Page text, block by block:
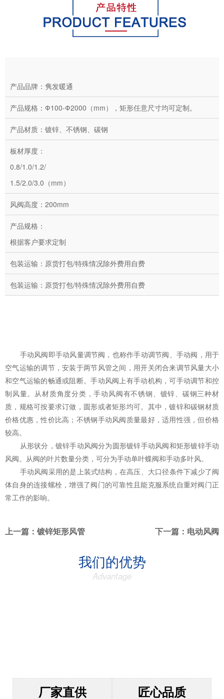
产品品牌：隽发暖通
产品规格：Ф100-Ф2000（mm），矩形任意尺寸均可定制。
产品材质：镀锌、不锈钢、碳钢
板材厚度：
0.8/1.0/1.2/
1.5/2.0/3.0（mm）
风阀高度：200mm
产品规格：
根据客户要求定制
包装运输：原货打包/特殊情况除外费用自费
包装运输：原货打包/特殊情况除外费用自费
手动风阀即手动风量调节阀，也称作手动调节阀、手动阀，用于
空气运输的调节，安装于两节风管之间，用开关闭合来调节风量大小
和空气运输的畅通或阻断。手动风阀上有手动机构，可手动调节和控
制风量。从材质角度分类，手动风阀有不锈钢、镀锌、碳钢三种材
质，规格可按要求订做，圆形或者矩形均可。其中，镀锌和碳钢材质
价格优惠，性价比高；不锈钢手动风阀质量最好，适用性强，但价格
较高。
从形状分，镀锌手动风阀分为圆形镀锌手动风阀和矩形镀锌手动
风阀。从阀的叶片数量分类，可分为手动单叶蝶阀和手动多叶风。
手动风阀采用的是上装式结构，在高压、大口径条件下减少了阀
体自身的连接螺栓，增强了阀门的可靠性且能克服系统自重对阀门正
常工作的影响。
上一篇 ：镀锌矩形风管 下一篇 ：电动风阀
我们的优势
Advantage
厂家直供 匠心品质